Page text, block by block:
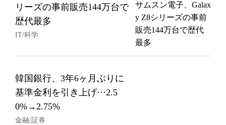
リーズの事前販売144万台で
歴代最多
IT/科学
韓国銀行、3年6ヶ月ぶりに
基準金利を引き上げ···2.5
0%→2.75%
金融/証券